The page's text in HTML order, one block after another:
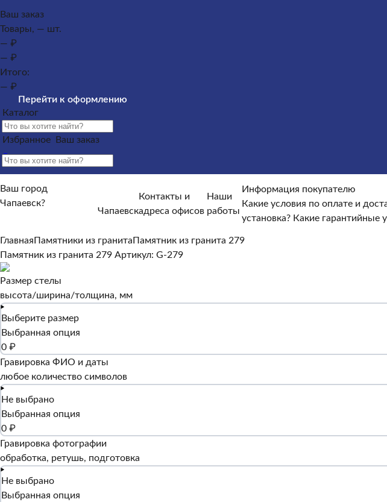
Памятники из гранита
могилу
Контакты и адреса офисов
памятника?
Информация покупателю
Какие условия по оплате и доставке?
Отзывы
Ваш заказ
Товары, — шт.
— ₽
— ₽
Итого:
— ₽
Перейти к оформлению
Каталог
Избранное Ваш заказ
Ваш город
Чапаевск?
Чапаевск
Контакты и
адреса офисов
Наши
работы
Информация покупателю
Какие условия по оплате и
установка? Какие гарантийные
Главная Памятники из гранита Памятник из гранита 279
Памятник из гранита 279 Артикул: G-279
Размер стелы
высота/ширина/толщина, мм
Выберите размер
Выбранная опция
0 ₽
Гравировка ФИО и даты
любое количество символов
Не выбрано
Выбранная опция
0 ₽
Гравировка фотографии
обработка, ретушь, подготовка
Не выбрано
Выбранная опция